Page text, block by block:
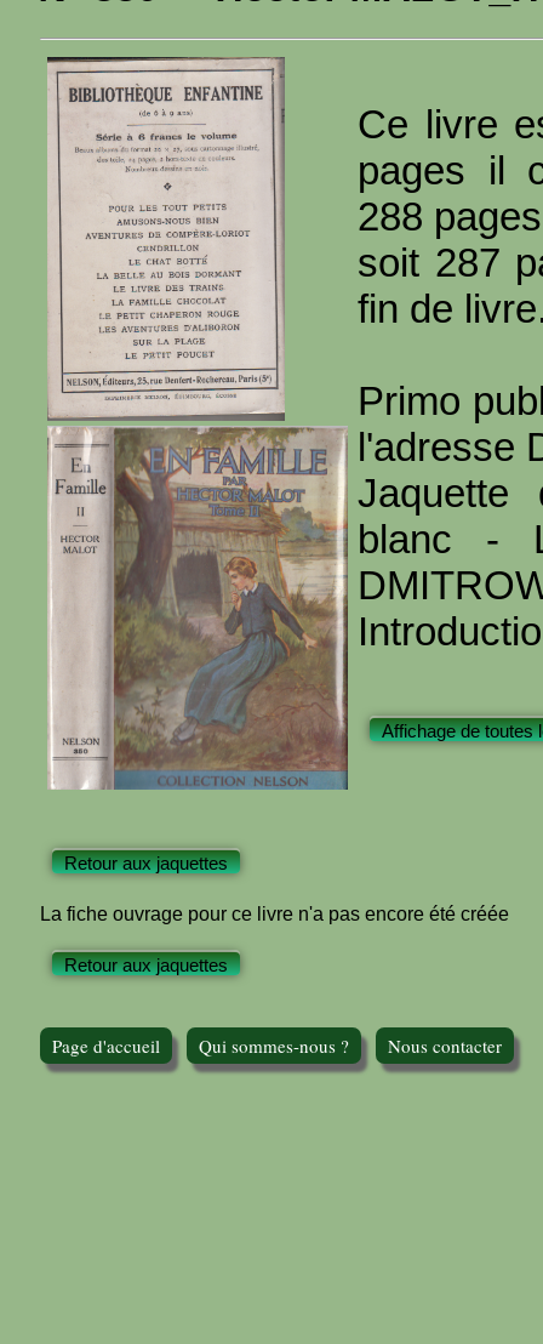
Ce livre
pages il
288 pages
soit 287
fin de
Primo
l'adresse
blanc -
Affichage de toutes
Retour aux jaquettes
La fiche ouvrage pour ce livre n'a pas encore été créée
Retour aux jaquettes
Page d'accueil Qui sommes-nous ? Nous contacter